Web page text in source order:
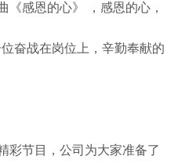
《感恩的心》 ，感恩的心，
奋战在岗位上，辛勤奉献的
彩节目，公司为大家准备了